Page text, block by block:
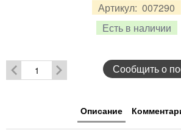
Артикул: 007290
Есть в наличии
Сообщить о
Описание